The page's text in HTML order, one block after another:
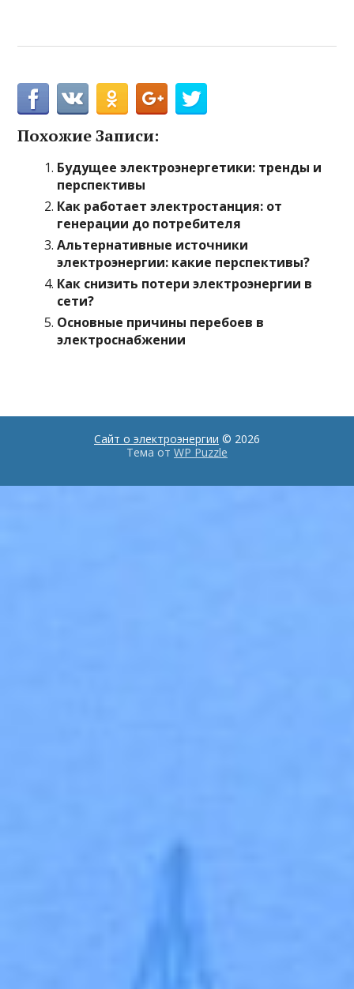
Похожие Записи:
Будущее электроэнергетики: тренды и
перспективы
Как работает электростанция: от
генерации до потребителя
Альтернативные источники
электроэнергии: какие перспективы?
Как снизить потери электроэнергии в
сети?
Основные причины перебоев в
электроснабжении
Сайт о электроэнергии © 2026
Тема от WP Puzzle